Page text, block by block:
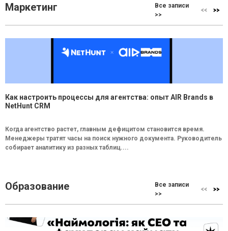
Маркетинг
Все записи
>>
Как настроить процессы для агентства: опыт AIR Brands в
NetHunt CRM
Когда агентство растет, главным дефицитом становится время.
Менеджеры тратят часы на поиск нужного документа. Руководитель
собирает аналитику из разных таблиц....
Образование
Все записи
>>